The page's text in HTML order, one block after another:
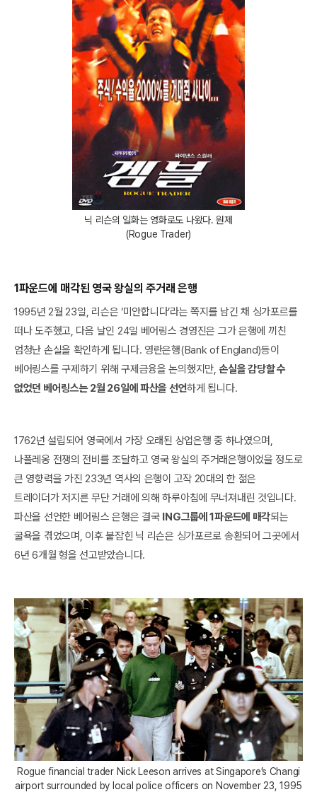
닉 리슨의 일화는 영화로도 나왔다. 원제
(Rogue Trader)
1파운드에 매각된 영국 왕실의 주거래 은행
1995년 2월 23일, 리슨은 ‘미안합니다’라는 쪽지를 남긴 채 싱가포르를
떠나 도주했고, 다음 날인 24일 베어링스 경영진은 그가 은행에 끼친
엄청난 손실을 확인하게 됩니다. 영란은행(Bank of England)등이
베어링스를 구제하기 위해 구제금융을 논의했지만, 손실을 감당할 수
없었던 베어링스는 2월 26일에 파산을 선언하게 됩니다.
1762년 설립되어 영국에서 가장 오래된 상업은행 중 하나였으며,
나폴레옹 전쟁의 전비를 조달하고 영국 왕실의 주거래은행이었을 정도로
큰 영향력을 가진 233년 역사의 은행이 고작 20대의 한 젊은
트레이더가 저지른 무단 거래에 의해 하루아침에 무너져내린 것입니다.
파산을 선언한 베어링스 은행은 결국 ING그룹에 1파운드에 매각되는
굴욕을 겪었으며, 이후 붙잡힌 닉 리슨은 싱가포르로 송환되어 그곳에서
6년 6개월 형을 선고받았습니다.
Rogue financial trader Nick Leeson arrives at Singapore’s Changi
airport surrounded by local police officers on November 23, 1995